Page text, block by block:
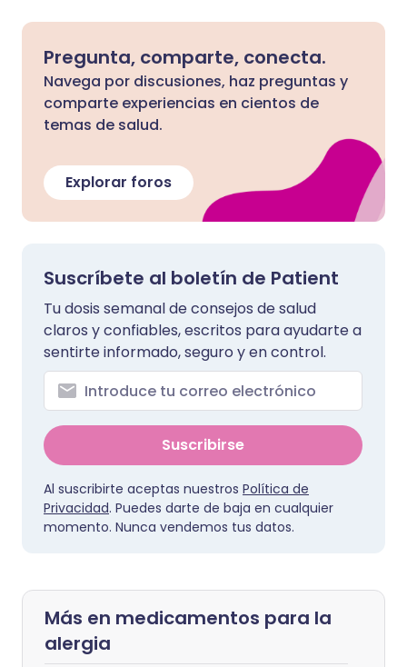
Pregunta, comparte, conecta.
Navega por discusiones, haz preguntas y
comparte experiencias en cientos de
temas de salud.
Explorar foros
Suscríbete al boletín de Patient
Tu dosis semanal de consejos de salud
claros y confiables, escritos para ayudarte a
sentirte informado, seguro y en control.
Suscribirse
Al suscribirte aceptas nuestros Política de
Privacidad. Puedes darte de baja en cualquier
momento. Nunca vendemos tus datos.
Más en medicamentos para la
alergia